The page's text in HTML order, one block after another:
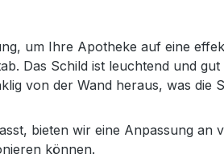
um Ihre Apotheke auf eine
Das Schild ist leuchtend und
von der Wand heraus, was
bieten wir eine Anpassung
können.